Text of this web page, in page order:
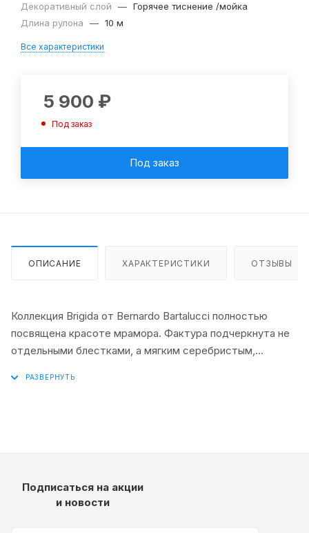
Декоративный слой
— Горячее тиснение /мойка
Длина рулона
— 10 м
Все характеристики
5 900 ₽
Под заказ
Под заказ
ОПИСАНИЕ ХАРАКТЕРИСТИКИ ОТЗЫВЫ
Коллекция Brigida от Bernardo Bartalucci полностью
посвящена красоте мрамора. Фактура подчеркнута не
отдельными блестками, а мягким серебристым,
Подписаться на акции
и новости